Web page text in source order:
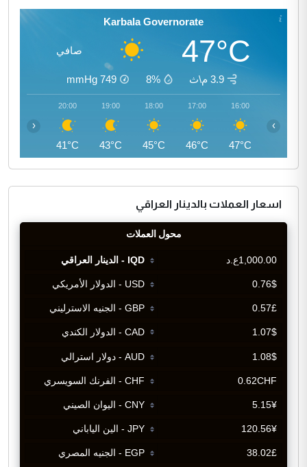
Karbala Governorate
47°C صافي
3.9 م\ث 8%
749
mmHg
16:00
47°C
17:00
46°C
18:00
45°C
19:00
43°C
20:00
41°C
‹ ›
اسعار العملات بالدينار العراقي